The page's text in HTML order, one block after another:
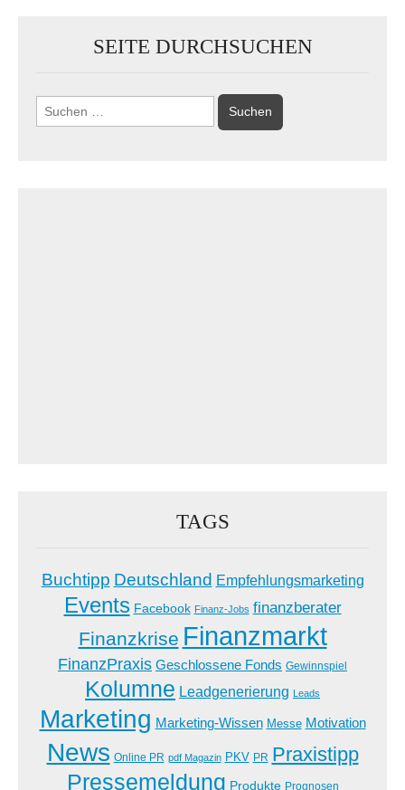
SEITE DURCHSUCHEN
Suchen
nach:
TAGS
Buchtipp Deutschland Empfehlungsmarketing
Events Facebook Finanz-Jobs finanzberater
Finanzkrise Finanzmarkt
FinanzPraxis Geschlossene Fonds Gewinnspiel
Kolumne Leadgenerierung Leads
Marketing Marketing-Wissen Messe Motivation
News Online PR pdf Magazin PKV PR Praxistipp
Pressemeldung Produkte Prognosen